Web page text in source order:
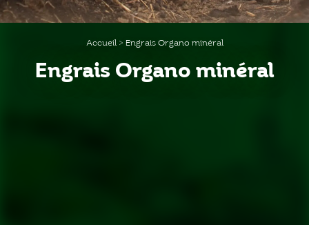
Accueil> Engrais Organo minéral
Engrais Organo minéral